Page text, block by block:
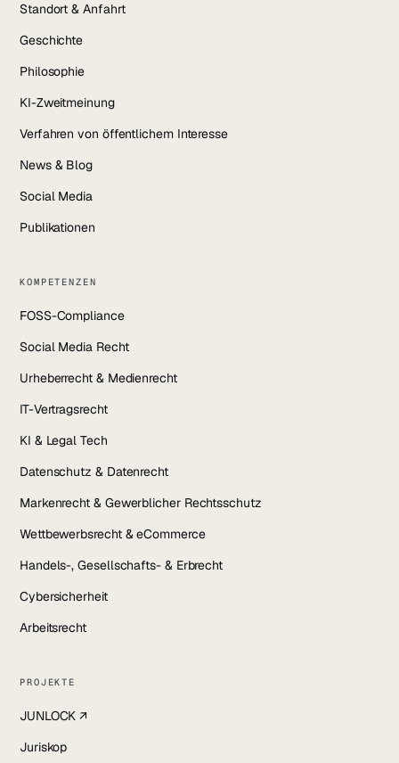
Standort & Anfahrt
Geschichte
Philosophie
KI-Zweitmeinung
Verfahren von öffentlichem Interesse
News & Blog
Social Media
Publikationen
KOMPETENZEN
FOSS-Compliance
Social Media Recht
Urheberrecht & Medienrecht
IT-Vertragsrecht
KI & Legal Tech
Datenschutz & Datenrecht
Markenrecht & Gewerblicher Rechtsschutz
Wettbewerbsrecht & eCommerce
Handels-, Gesellschafts- & Erbrecht
Cybersicherheit
Arbeitsrecht
PROJEKTE
JUNLOCK ↗
Juriskop